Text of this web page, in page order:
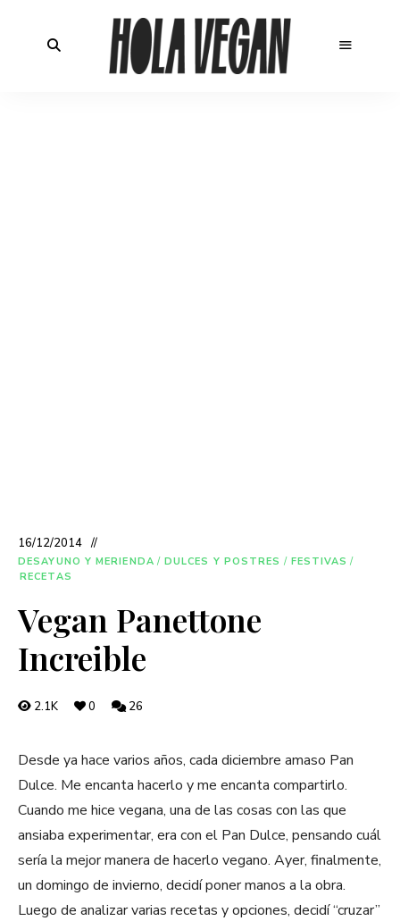
16/12/2014
DESAYUNO Y MERIENDA / DULCES Y POSTRES / FESTIVAS /
RECETAS
Vegan Panettone
Increible
2.1K 0 26
Desde ya hace varios años, cada diciembre amaso Pan
Dulce. Me encanta hacerlo y me encanta compartirlo.
Cuando me hice vegana, una de las cosas con las que
ansiaba experimentar, era con el Pan Dulce, pensando cuál
sería la mejor manera de hacerlo vegano. Ayer, finalmente,
un domingo de invierno, decidí poner manos a la obra.
Luego de analizar varias recetas y opciones, decidí “cruzar”